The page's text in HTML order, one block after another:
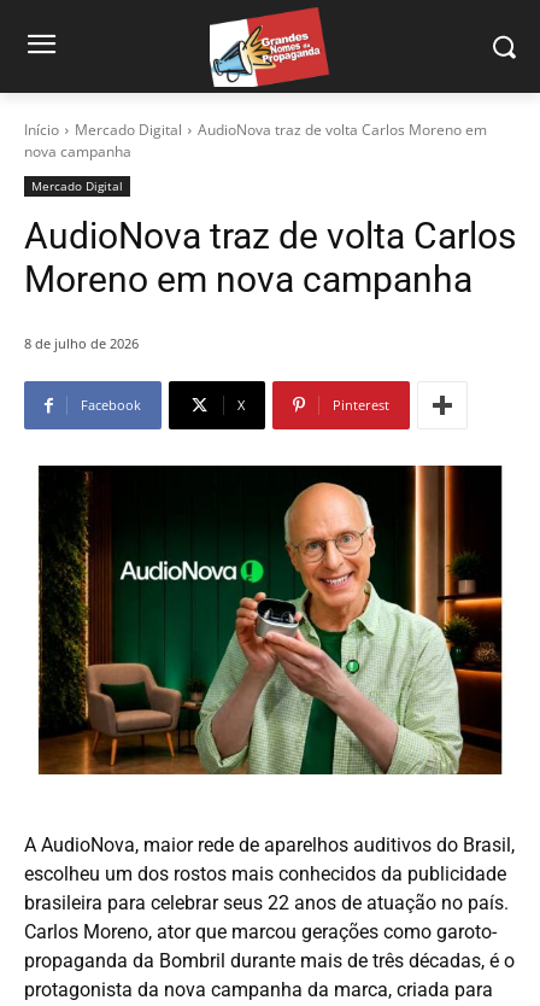
Início Mercado Digital
AudioNova traz de volta Carlos Moreno em
nova campanha
Mercado Digital
AudioNova traz de volta Carlos
Moreno em nova campanha
8 de julho de 2026
Facebook X Pinterest
A AudioNova, maior rede de aparelhos auditivos do Brasil,
escolheu um dos rostos mais conhecidos da publicidade
brasileira para celebrar seus 22 anos de atuação no país.
Carlos Moreno, ator que marcou gerações como garoto-
propaganda da Bombril durante mais de três décadas, é o
protagonista da nova campanha da marca, criada para